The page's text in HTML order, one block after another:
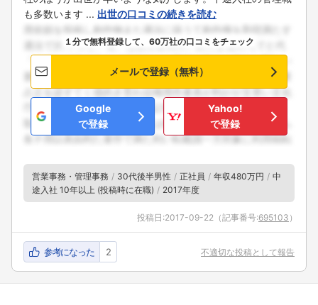
も多数います ... 出世の口コミの続きを読む
１分で無料登録して、60万社の口コミをチェック
メールで登録（無料）
Google
で登録
Yahoo!
で登録
営業事務・管理事務 30代後半男性 正社員 年収480万円
中
途入社 10年以上 (投稿時に在職)
2017年度
投稿日:2017-09-22 （記事番号:695103 ）
参考になった 2 不適切な投稿として報告